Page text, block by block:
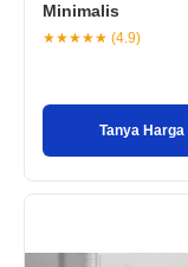
Minimalis
★★★★★ (4.9)
Tanya Harga